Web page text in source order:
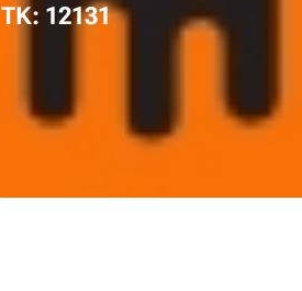
TK: 12131